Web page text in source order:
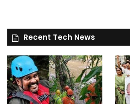
Recent Tech News